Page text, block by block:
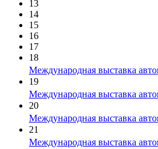
13
14
15
16
17
18
Международная выставка
19
Международная выставка
20
Международная выставка
21
Международная выставка